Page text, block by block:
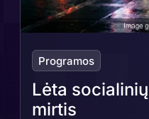
Programos
Lėta
mirtis